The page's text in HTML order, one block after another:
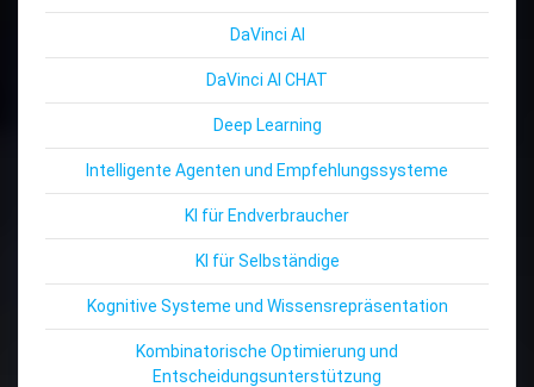
DaVinci AI
DaVinci AI CHAT
Deep Learning
Intelligente Agenten und Empfehlungssysteme
KI für Endverbraucher
KI für Selbständige
Kognitive Systeme und Wissensrepräsentation
Kombinatorische Optimierung und
Entscheidungsunterstützung